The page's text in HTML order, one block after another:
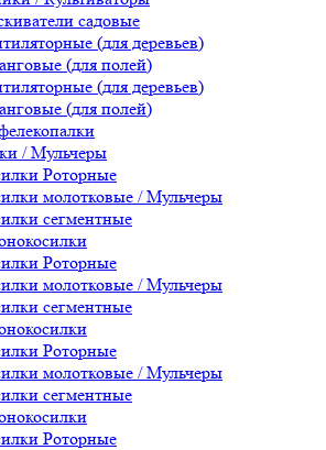
садовые
(для деревьев)
(для полей)
(для деревьев)
(для полей)
/ Мульчеры
Роторные
молотковые / Мульчеры
сегментные
Роторные
молотковые / Мульчеры
сегментные
Роторные
молотковые / Мульчеры
сегментные
Роторные